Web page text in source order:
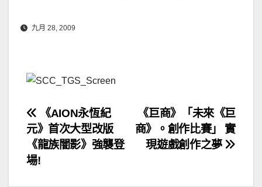
九月 28, 2009
文
章
導
《巨商》「未來《巨
商》。創作比賽」 實
現遊戲創作之夢
《AION永恆紀
元》首次大型改版
《龍族闇影》強襲登
場!